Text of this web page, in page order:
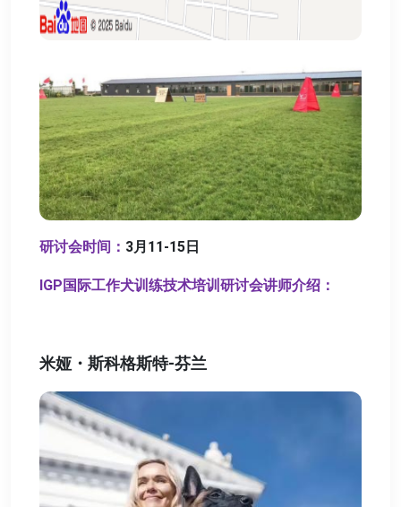
研讨会时间： 3月11-15日
IGP国际工作犬训练技术培训研讨会讲师介绍：
米娅・斯科格斯特-芬兰